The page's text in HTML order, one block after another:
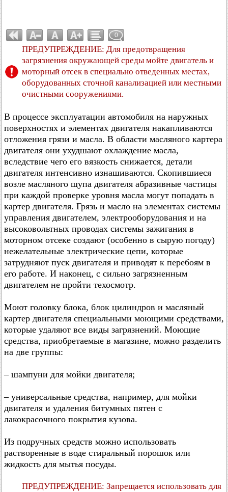
0
ПРЕДУПРЕЖДЕНИЕ: Для предотвращения
загрязнения окружающей среды мойте двигатель и
моторный отсек в специально отведенных местах,
оборудованных сточной канализацией или местными
очистными сооружениями.
В процессе эксплуатации автомобиля на наружных
поверхностях и элементах двигателя накапливаются
отложения грязи и масла. В области масляного картера
двигателя они ухудшают охлаждение масла,
вследствие чего его вязкость снижается, детали
двигателя интенсивно изнашиваются. Скопившиеся
возле масляного щупа двигателя абразивные частицы
при каждой проверке уровня масла могут попадать в
картер двигателя. Грязь и масло на элементах системы
управления двигателем, электрооборудования и на
высоковольтных проводах системы зажигания в
моторном отсеке создают (особенно в сырую погоду)
нежелательные электрические цепи, которые
затрудняют пуск двигателя и приводят к перебоям в
его работе. И наконец, с сильно загрязненным
двигателем не пройти техосмотр.
Моют головку блока, блок цилиндров и масляный
картер двигателя специальными моющими средствами,
которые удаляют все виды загрязнений. Моющие
средства, приобретаемые в магазине, можно разделить
на две группы:
– шампуни для мойки двигателя;
– универсальные средства, например, для мойки
двигателя и удаления битумных пятен с
лакокрасочного покрытия кузова.
Из подручных средств можно использовать
растворенные в воде стиральный порошок или
жидкость для мытья посуды.
ПРЕДУПРЕЖДЕНИЕ: Запрещается использовать для